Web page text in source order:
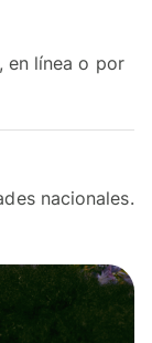
en línea o por
nacionales.